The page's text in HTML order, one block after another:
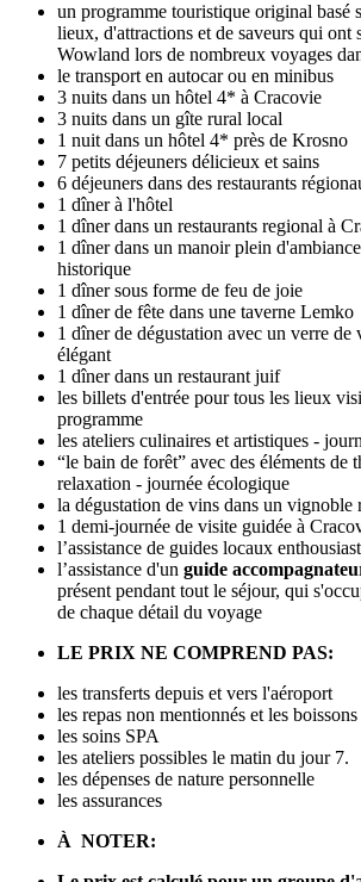
un programme touristique original basé
lieux, d'attractions et de saveurs qui ont
Wowland lors de nombreux voyages
le transport en autocar ou en minibus
3 nuits dans un hôtel 4* à Cracovie
3 nuits dans un gîte rural local
1 nuit dans un hôtel 4* près de Krosno
7 petits déjeuners délicieux et sains
6 déjeuners dans des restaurants
1 dîner à l'hôtel
1 dîner dans un restaurants regional à
1 dîner dans un manoir plein
historique
1 dîner sous forme de feu de joie
1 dîner de fête dans une taverne Lemko
1 dîner de dégustation avec un verre de
élégant
1 dîner dans un restaurant juif
les billets d'entrée pour tous les lieux
programme
les ateliers culinaires et artistiques -
“le bain de forêt” avec des éléments de
relaxation - journée écologique
la dégustation de vins dans un vignoble
1 demi-journée de visite guidée à
l’assistance de guides locaux
l’assistance d'un guide
présent pendant tout le séjour, qui
de chaque détail du voyage
LE PRIX NE COMPREND PAS:
les transferts depuis et vers l'aéroport
les repas non mentionnés et les boissons
les soins SPA
les ateliers possibles le matin du jour 7.
les dépenses de nature personnelle
les assurances
À NOTER: